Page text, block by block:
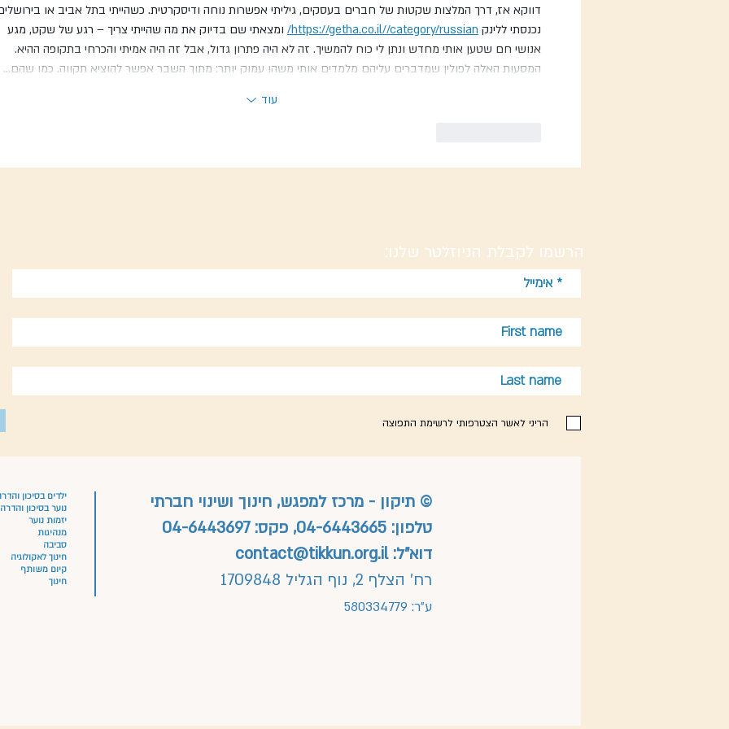
דווקא אז, דרך המלצות שקטות של חברים בעסקים, גיליתי אפשרות נוחה ודיסקרטית. כשהייתי בתל אביב או
נכנסתי ללינק https://getha.co.il//category/russian/ ומצאתי שם בדיוק את מה שהייתי צריך – רגע של שקט, מגע
אנושי חם שטען אותי מחדש ונתן לי כוח להמשיך. זה לא היה פתרון גדול, אבל זה היה אמיתי והכרחי בתקופה ההיא.
המסעות האלה לפולין שמדברים עליהם מלמדים אותי משהו עמוק יותר: מתוך השבר אפשר להוציא תקווה. כמו שהם…
עוד
הרשמו לקבלת הניוזלטר שלנו:
הריני לאשר הצטרפותי לרשימת התפוצה
ילדים בסיכון
נוער בסיכון והדרה
יזמות נוער
מנהיגות
סביבה
חינוך לאקולוגיה
קיום משותף
חינוך
© תיקון - מרכז למפגש, חינוך ושינוי חברתי
טלפון: 04-6443665, פקס:04-6443697
דוא"ל:contact@tikkun.org.il
רח' הצלף 2, נוף הגליל 1709848
ע"ר: 580334779